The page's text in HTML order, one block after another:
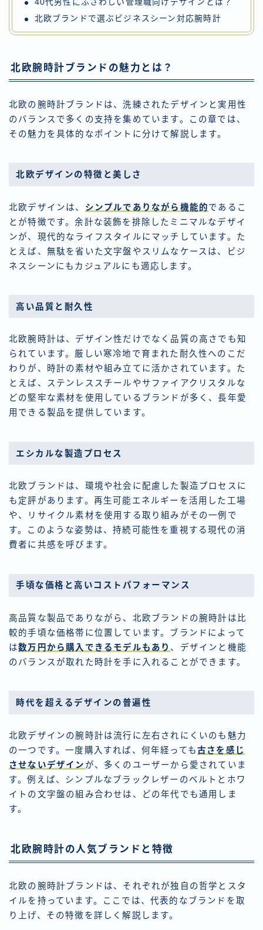
40代男性にふさわしい管理職向けデザインとは？
北欧ブランドで選ぶビジネスシーン対応腕時計
北欧腕時計ブランドの魅力とは？
北欧の腕時計ブランドは、洗練されたデザインと実用性
のバランスで多くの支持を集めています。この章では、
その魅力を具体的なポイントに分けて解説します。
北欧デザインの特徴と美しさ
北欧デザインは、 シンプルでありながら機能的であるこ
とが特徴です。余計な装飾を排除したミニマルなデザイ
ンが、現代的なライフスタイルにマッチしています。た
とえば、無駄を省いた文字盤やスリムなケースは、ビジ
ネスシーンにもカジュアルにも適応します。
高い品質と耐久性
北欧腕時計は、デザイン性だけでなく品質の高さでも知
られています。厳しい寒冷地で育まれた耐久性へのこだ
わりが、時計の素材や組み立てに活かされています。た
とえば、ステンレススチールやサファイアクリスタルな
どの堅牢な素材を使用しているブランドが多く、長年愛
用できる製品を提供しています。
エシカルな製造プロセス
北欧ブランドは、環境や社会に配慮した製造プロセスに
も定評があります。再生可能エネルギーを活用した工場
や、リサイクル素材を使用する取り組みがその一例で
す。このような姿勢は、持続可能性を重視する現代の消
費者に共感を呼びます。
手頃な価格と高いコストパフォーマンス
高品質な製品でありながら、北欧ブランドの腕時計は比
較的手頃な価格帯に位置しています。ブランドによって
は数万円から購入できるモデルもあり 、デザインと機能
のバランスが取れた時計を手に入れることができます。
時代を超えるデザインの普遍性
北欧デザインの腕時計は流行に左右されにくいのも魅力
の一つです。一度購入すれば、何年経っても古さを感じ
させないデザイン が、多くのユーザーから愛されていま
す。例えば、シンプルなブラックレザーのベルトとホワ
イトの文字盤の組み合わせは、どの年代でも通用しま
す。
北欧腕時計の人気ブランドと特徴
北欧の腕時計ブランドは、それぞれが独自の哲学とスタ
イルを持っています。ここでは、代表的なブランドを取
り上げ、その特徴を詳しく解説します。